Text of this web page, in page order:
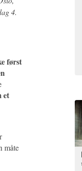
4.
først
et
måte